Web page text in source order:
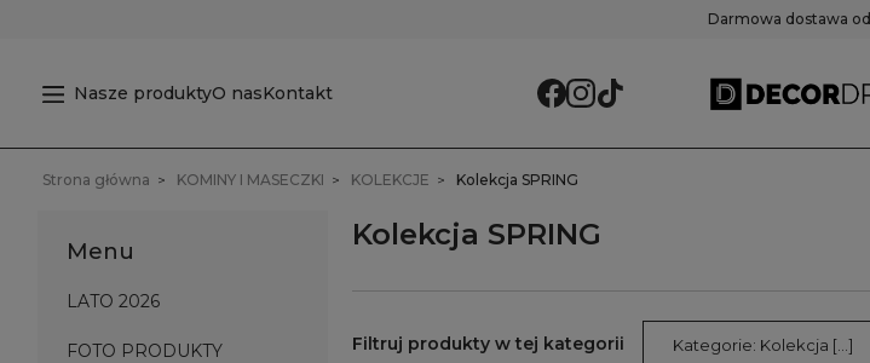
Darmowa dostawa
Nasze produktyO nasKontakt
Strona główna KOMINY I MASECZKI KOLEKCJE Kolekcja SPRING
Menu
LATO 2026
FOTO PRODUKTY
Kolekcja SPRING
Kategorie: Kolekcja [...]